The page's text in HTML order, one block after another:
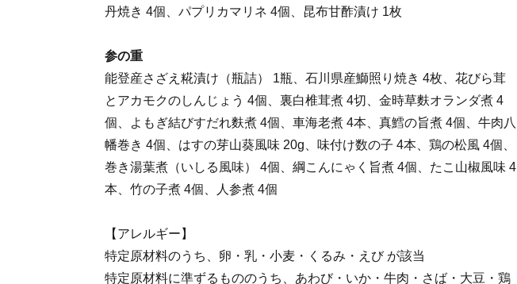
丹焼き 4個、パプリカマリネ 4個、昆布甘酢漬け 1枚
参の重
能登産さざえ糀漬け（瓶詰） 1瓶、石川県産鰤照り焼き 4枚、花びら茸
とアカモクのしんじょう 4個、裏白椎茸煮 4切、金時草麩オランダ煮 4
個、よもぎ結びすだれ麩煮 4個、車海老煮 4本、真鱈の旨煮 4個、牛肉八
幡巻き 4個、はすの芽山葵風味 20g、味付け数の子 4本、鶏の松風 4個、
巻き湯葉煮（いしる風味） 4個、綱こんにゃく旨煮 4個、たこ山椒風味 4
本、竹の子煮 4個、人参煮 4個
【アレルギー】
特定原材料のうち、卵・乳・小麦・くるみ・えび が該当
特定原材料に準ずるもののうち、あわび・いか・牛肉・さば・大豆・鶏